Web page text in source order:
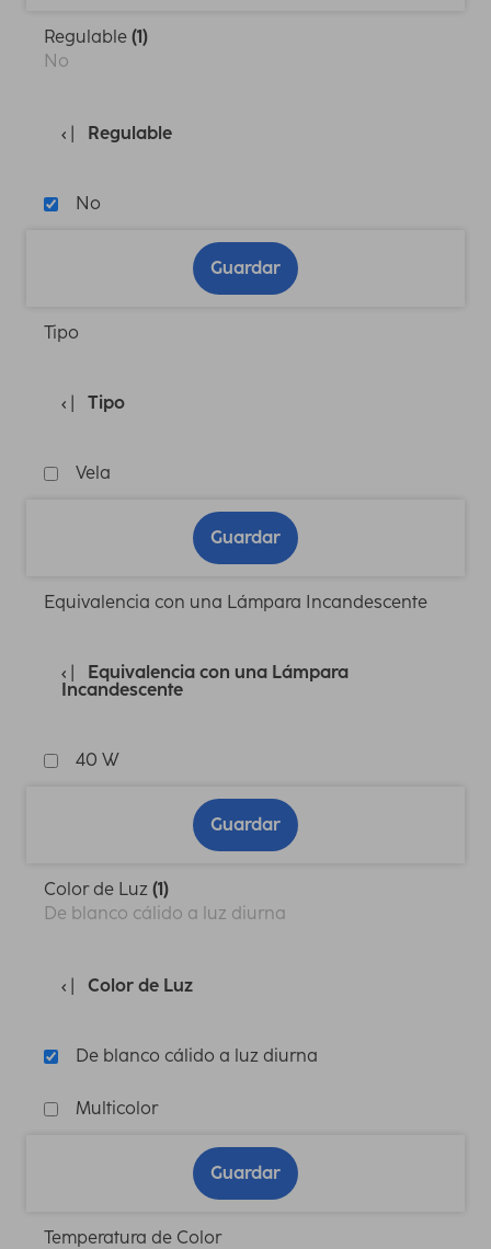
Regulable (1)
No
Regulable
No
Guardar
Tipo
Tipo
Vela
Guardar
Equivalencia con una Lámpara Incandescente
Equivalencia con una Lámpara
Incandescente
40 W
Guardar
Color de Luz (1)
De blanco cálido a luz diurna
Color de Luz
De blanco cálido a luz diurna
Multicolor
Guardar
Temperatura de Color